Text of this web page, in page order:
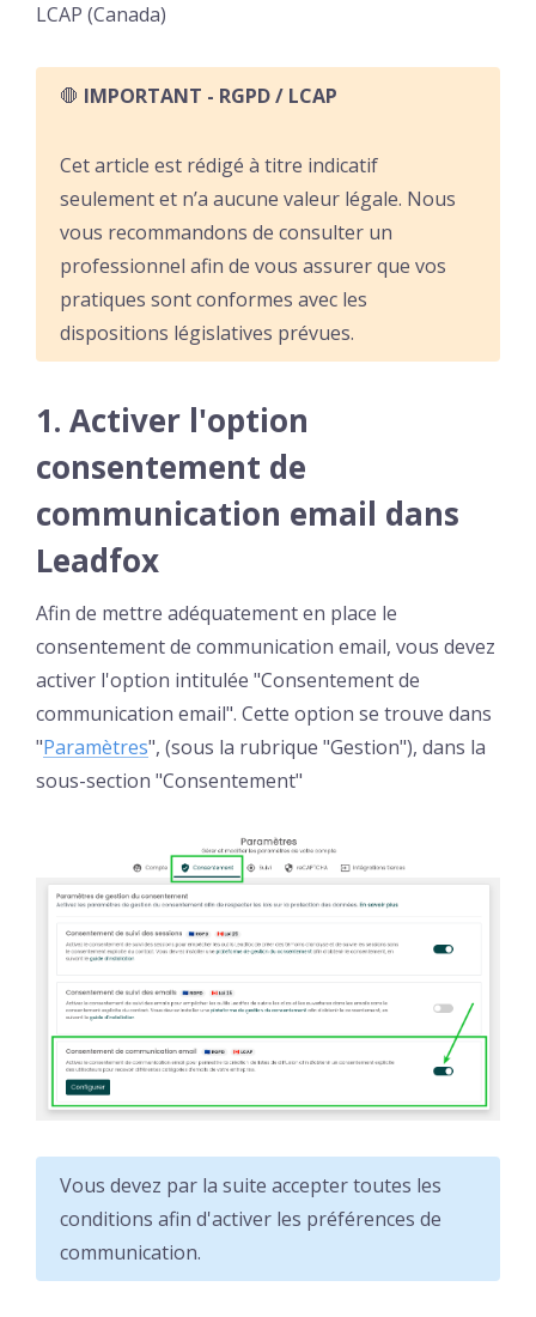
LCAP (Canada)
🛑 IMPORTANT - RGPD / LCAP
Cet article est rédigé à titre indicatif
seulement et n’a aucune valeur légale. Nous
vous recommandons de consulter un
professionnel afin de vous assurer que vos
pratiques sont conformes avec les
dispositions législatives prévues.
1. Activer l'option
consentement de
communication email dans
Leadfox
Afin de mettre adéquatement en place le
consentement de communication email, vous devez
activer l'option intitulée "Consentement de
communication email". Cette option se trouve dans
"Paramètres", (sous la rubrique "Gestion"), dans la
sous-section "Consentement"
Vous devez par la suite accepter toutes les
conditions afin d'activer les préférences de
communication.